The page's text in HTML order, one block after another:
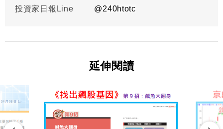
投資家日報Line
@240htotc
延伸閱讀